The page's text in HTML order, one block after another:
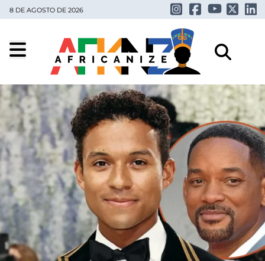
8 DE AGOSTO DE 2026